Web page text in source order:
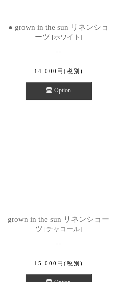
● grown in the sun リネンショ
ーツ [ホワイト ]
14,000 円 (税別)
Option
grown in the sun リネンショー
ツ [チャコール]
15,000 円 (税別)